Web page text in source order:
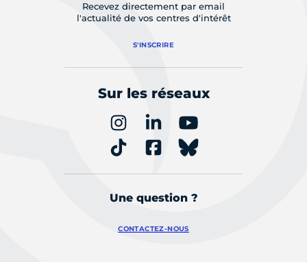
Recevez directement par email
l'actualité de vos centres d'intérêt
S'INSCRIRE
Sur les réseaux
Une question ?
CONTACTEZ-NOUS